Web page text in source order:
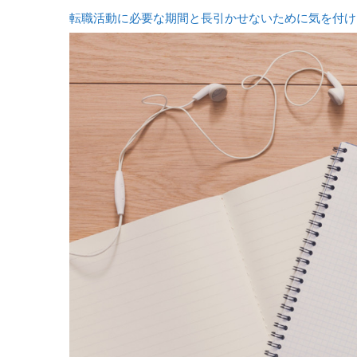
転職活動に必要な期間と長引かせないために気を付